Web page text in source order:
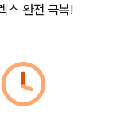
스 완전 극복!